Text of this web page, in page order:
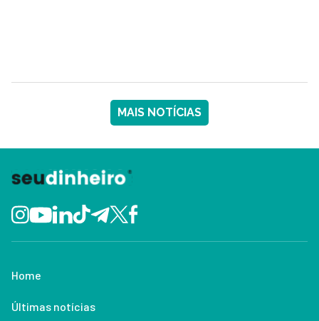
MAIS NOTÍCIAS
Home
Últimas notícias